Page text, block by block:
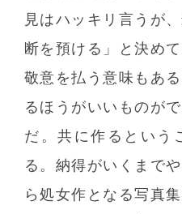
見はハッキリ言うが
断を預ける」と決め
敬意を払う意味もあ
るほうがいいものが
だ。共に作るという
る。納得がいくまで
ら処女作となる写真